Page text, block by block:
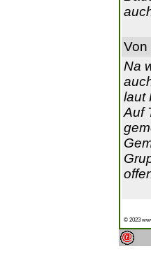
Von
Na
laut
Auf
© 2023